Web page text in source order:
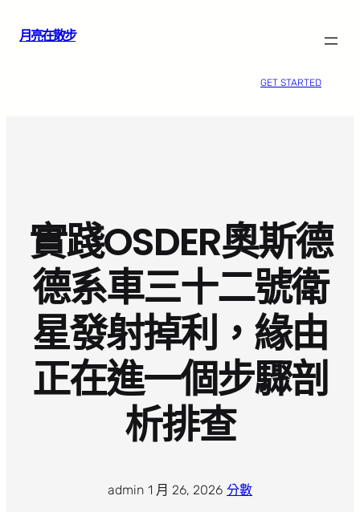
月亮在散步
GET STARTED
實踐OSDER奧斯德
德系車三十二號衛
星發射掉利，緣由
正在進一個步驟剖
析排查
admin 1 月 26, 2026 分數